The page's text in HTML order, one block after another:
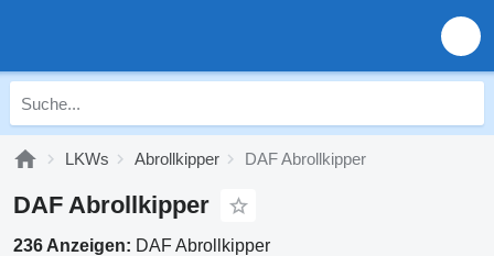
LKWs Abrollkipper DAF Abrollkipper
DAF Abrollkipper
236 Anzeigen: DAF Abrollkipper